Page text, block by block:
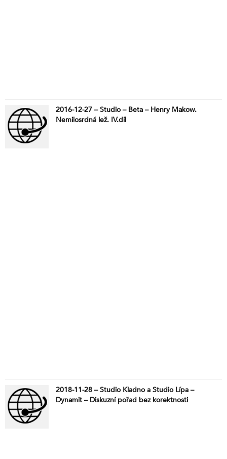
2016-12-27 – Studio – Beta – Henry Makow.
Nemilosrdná lež. IV.díl
2018-11-28 – Studio Kladno a Studio Lípa –
Dynamit – Diskuzní pořad bez korektnosti